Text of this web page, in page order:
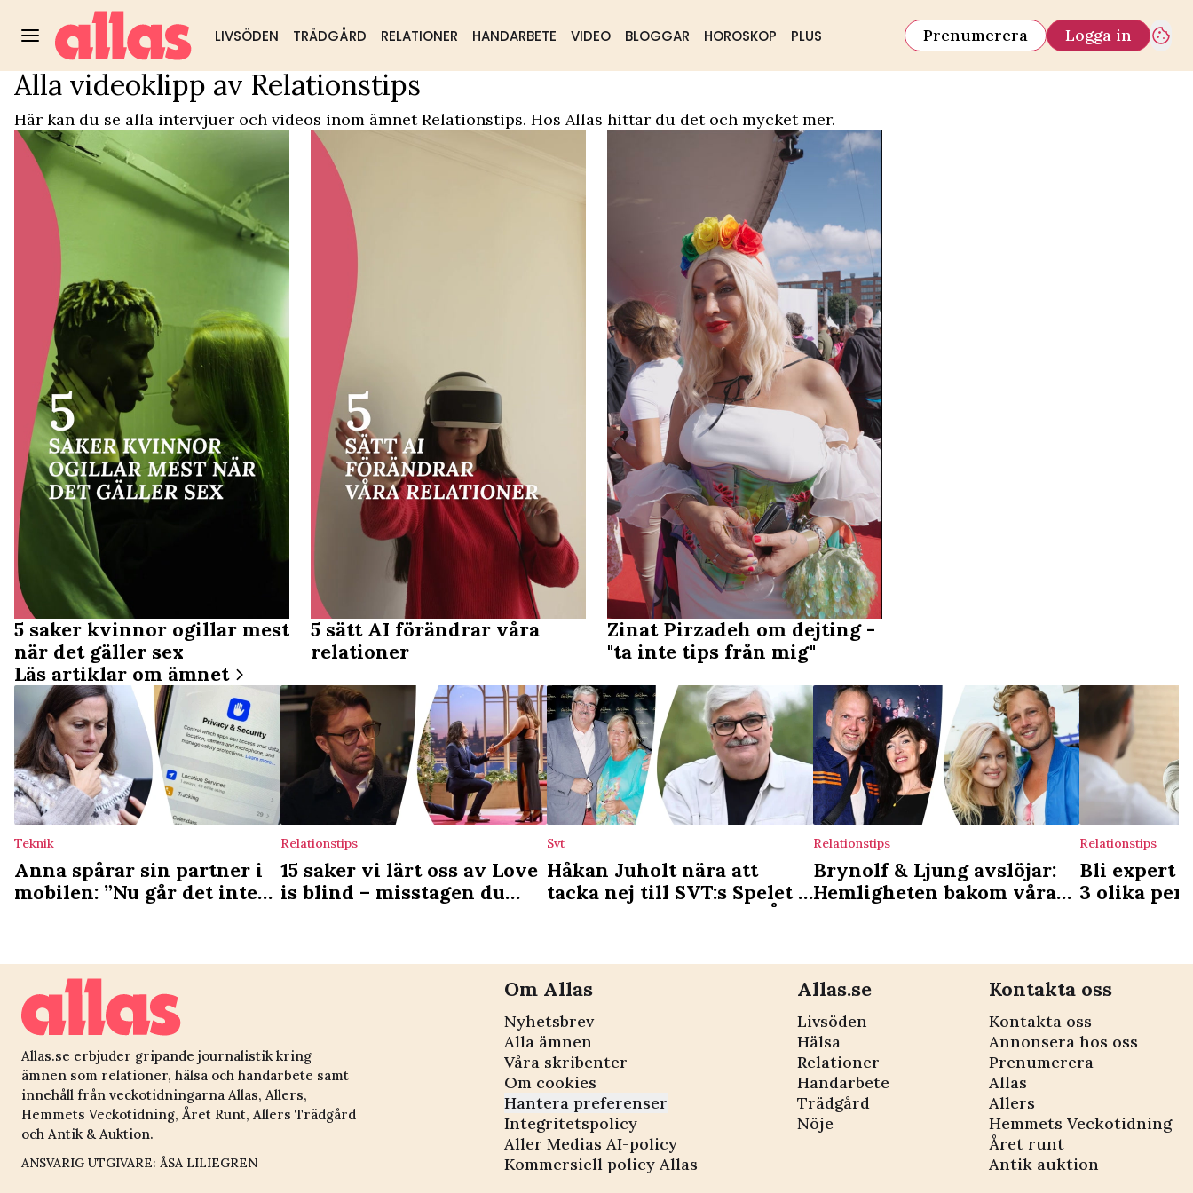
LIVSÖDEN TRÄDGÅRD RELATIONER HANDARBETE VIDEO BLOGGAR HOROSKOP PLUS Prenumerera Logga in
Populärt: Trädgård DIY & husmorstips Hälsa & välmående
Video Start/Relationstips
Alla videoklipp av Relationstips
Här kan du se alla intervjuer och videos inom ämnet Relationstips. Hos Allas hittar du det och mycket mer.
5 saker kvinnor ogillar mest
när det gäller sex
5 sätt AI förändrar våra
relationer
Zinat Pirzadeh om dejting -
"ta inte tips från mig"
Läs artiklar om ämnet
Teknik
Anna spårar sin partner i
mobilen: ”Nu går det inte
Relationstips
15 saker vi lärt oss av Love
is blind – misstagen du
Svt
Håkan Juholt nära att
tacka nej till SVT:s Spelet –
samtalet med hustrun Åsa
Relationstips
Brynolf & Ljung avslöjar:
Hemligheten bakom våra
Relationstips
Bli expert
3 olika
Allas.se erbjuder gripande journalistik kring
ämnen som relationer, hälsa och handarbete samt
innehåll från veckotidningarna Allas, Allers,
Hemmets Veckotidning, Året Runt, Allers Trädgård
och Antik & Auktion.
ANSVARIG UTGIVARE: ÅSA LILIEGREN
Om Allas
Nyhetsbrev
Alla ämnen
Våra skribenter
Om cookies
Hantera preferenser
Integritetspolicy
Aller Medias AI-policy
Kommersiell policy Allas
Allas.se
Livsöden
Hälsa
Relationer
Handarbete
Trädgård
Nöje
Kontakta oss
Kontakta oss
Annonsera hos oss
Prenumerera
Allas
Allers
Hemmets Veckotidning
Året runt
Antik auktion